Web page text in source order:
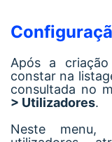
Após a
constar na
consultada no
> Utilizadores.
Neste menu,